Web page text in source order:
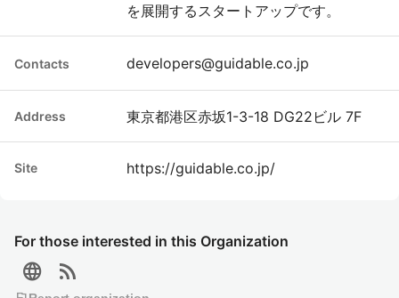
For those interested in this Organization
language rss_feed
を展開するスタートアップです。
Contacts developers@guidable.co.jp
Address 東京都港区赤坂1-3-18 DG22ビル 7F
Site https://guidable.co.jp/